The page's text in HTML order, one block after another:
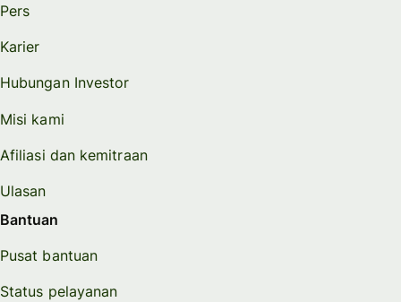
Pers
Karier
Hubungan Investor
Misi kami
Afiliasi dan kemitraan
Ulasan
Bantuan
Pusat bantuan
Status pelayanan